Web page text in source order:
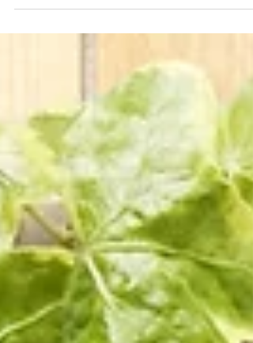
しびれなどの 改善がみられなく、楽にはな
らないかと諦めはじめたり、 不安になって
引致します。 ご予約時にお申し付けくださ
い🐸 改善しないのを歳のせいにしたり、牽
引・電気・ウオーターベッド・温める等々
機械での 治療が治療時間のほとんどを占め
ているのはおかしいと思いませんか？ 治療
よりも、商売優先になっている所に通い続
るのは、時間とお金の無駄だと思います。
けいはんな整体院の他との違いを是非体感
てください。 セルフケア指導をさせていた
だきますので、 ご自身でケア出来る様にな
っていただきます。